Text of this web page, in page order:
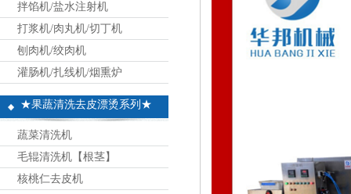
拌馅机/盐水注射机
打浆机/肉丸机/切丁机
刨肉机/绞肉机
灌肠机/扎线机/烟熏炉
★果蔬清洗去皮漂烫系列★
蔬菜清洗机
毛辊清洗机【根茎】
核桃仁去皮机